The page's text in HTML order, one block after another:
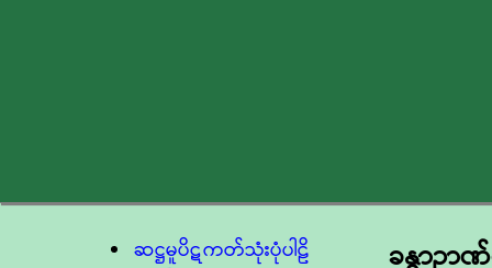
ဆဋ္ဌမူပိဋကတ်သုံးပုံပါဠိ
ခန္ဓာဉ